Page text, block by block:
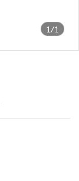
1/1